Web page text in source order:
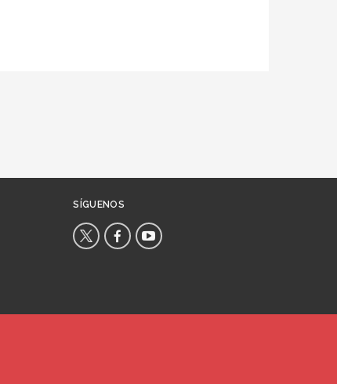
SÍGUENOS